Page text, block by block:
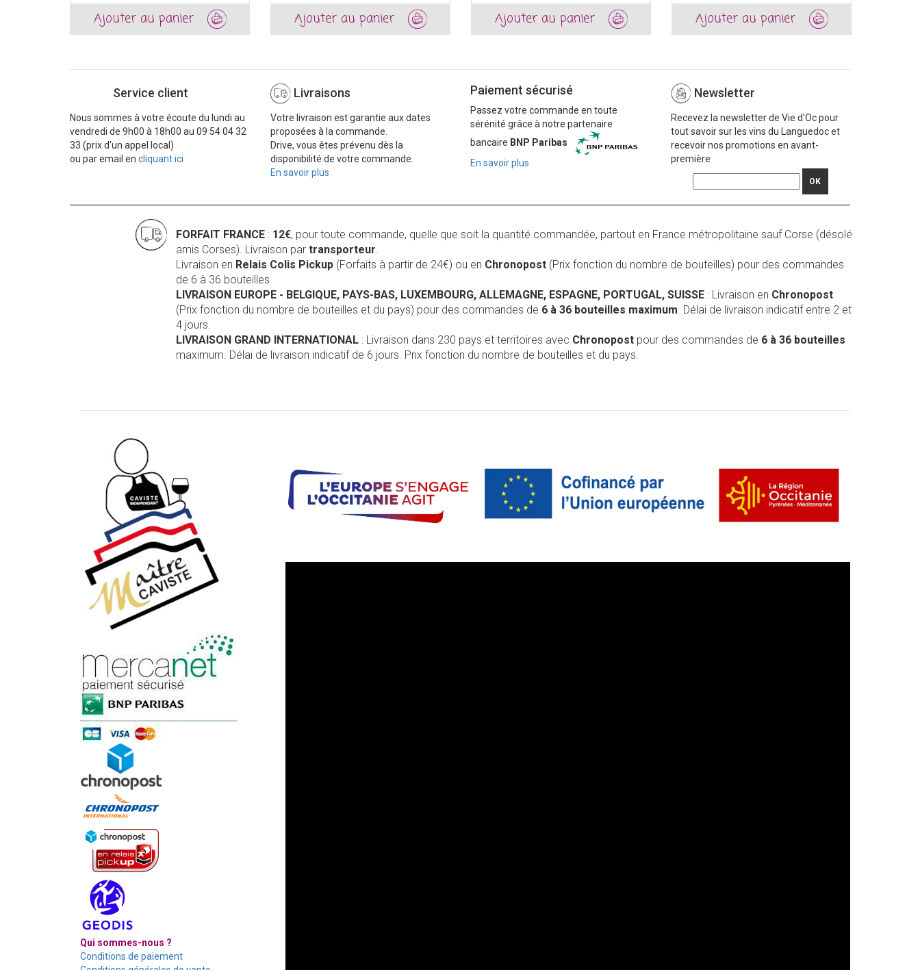
Ajouter au panier Ajouter au panier Ajouter au panier Ajouter au panier
Service client
Nous sommes à votre écoute du lundi au
vendredi de 9h00 à 18h00 au 09 54 04 32
33 (prix d'un appel local)
ou par email en cliquant ici
Livraisons
Votre livraison est garantie aux dates
proposées à la commande.
Drive, vous êtes prévenu dès la
disponibilité de votre commande.
En savoir plus
Paiement sécurisé
Passez votre commande en toute
sérénité grâce à notre partenaire
bancaire BNP Paribas
En savoir plus
Newsletter
Recevez la newsletter de Vie d'Oc pour
tout savoir sur les vins du Languedoc et
recevoir nos promotions en avant-
première
OK
FORFAIT FRANCE : 12€, pour toute commande, quelle que soit la quantité commandée, partout en France métropolitaine sauf Corse (désolé
amis Corses). Livraison partransporteur.
Livraison en Relais Colis Pickup (Forfaits à partir de 24€) ou en Chronopost (Prix fonction du nombre de bouteilles) pour des commandes
de 6 à 36 bouteilles
LIVRAISON EUROPE - BELGIQUE, PAYS-BAS, LUXEMBOURG, ALLEMAGNE, ESPAGNE, PORTUGAL, SUISSE : Livraison en Chronopost
(Prix fonction du nombre de bouteilles et du pays) pour des commandes de 6 à 36 bouteilles maximum. Délai de livraison indicatif entre 2 et
4 jours.
LIVRAISON GRAND INTERNATIONAL : Livraison dans 230 pays et territoires avec Chronopost pour des commandes de 6 à 36 bouteilles
maximum. Délai de livraison indicatif de 6 jours. Prix fonction du nombre de bouteilles et du pays.
Qui sommes-nous ?
Conditions de paiement